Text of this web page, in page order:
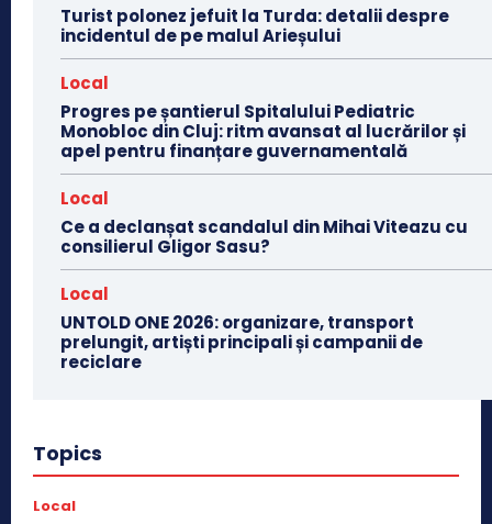
Turist polonez jefuit la Turda: detalii despre
incidentul de pe malul Arieșului
Local
Progres pe șantierul Spitalului Pediatric
Monobloc din Cluj: ritm avansat al lucrărilor și
apel pentru finanțare guvernamentală
Local
Ce a declanșat scandalul din Mihai Viteazu cu
consilierul Gligor Sasu?
Local
UNTOLD ONE 2026: organizare, transport
prelungit, artiști principali și campanii de
reciclare
Topics
Local